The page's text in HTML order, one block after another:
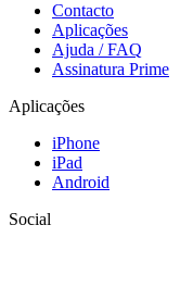
Contacto
Aplicações
Ajuda / FAQ
Assinatura Prime
Aplicações
iPhone
iPad
Android
Social